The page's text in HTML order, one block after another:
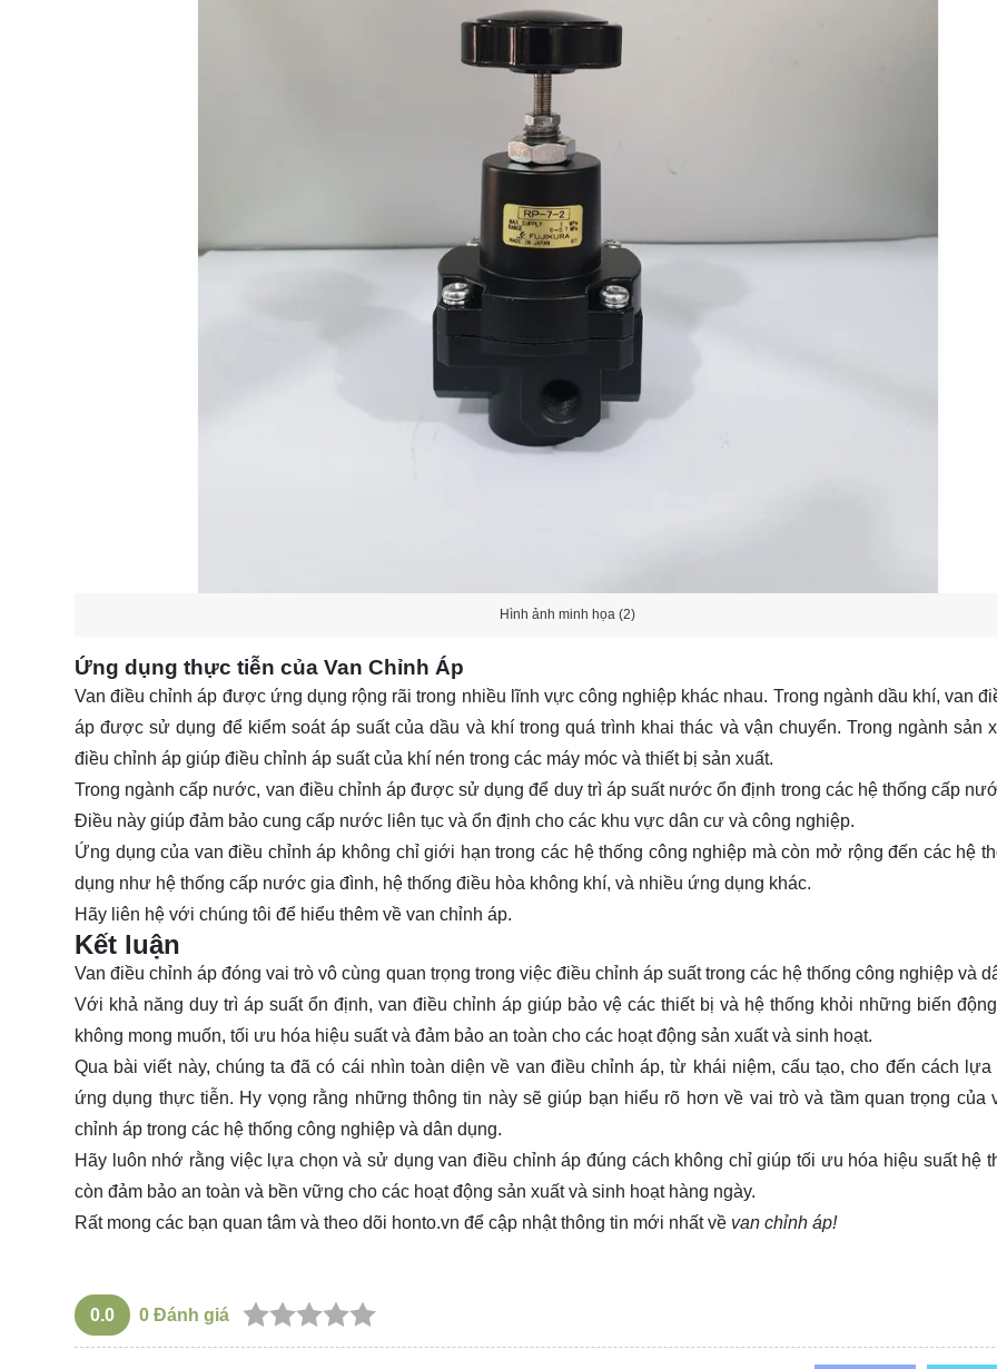
Hình ảnh minh họa (2)
Ứng dụng thực tiễn của Van Chỉnh Áp
Van điều chỉnh áp được ứng dụng rộng rãi trong nhiều lĩnh vực công nghiệp khác nhau. Trong ngành dầu khí, van
áp được sử dụng để kiểm soát áp suất của dầu và khí trong quá trình khai thác và vận chuyển. Trong ngành sản
điều chỉnh áp giúp điều chỉnh áp suất của khí nén trong các máy móc và thiết bị sản xuất.
Trong ngành cấp nước, van điều chỉnh áp được sử dụng để duy trì áp suất nước ổn định trong các hệ thống cấp
Điều này giúp đảm bảo cung cấp nước liên tục và ổn định cho các khu vực dân cư và công nghiệp.
Ứng dụng của van điều chỉnh áp không chỉ giới hạn trong các hệ thống công nghiệp mà còn mở rộng đến các hệ
dụng như hệ thống cấp nước gia đình, hệ thống điều hòa không khí, và nhiều ứng dụng khác.
Hãy liên hệ với chúng tôi để hiểu thêm về van chỉnh áp.
Kết luận
Van điều chỉnh áp đóng vai trò vô cùng quan trọng trong việc điều chỉnh áp suất trong các hệ thống công nghiệp và
Với khả năng duy trì áp suất ổn định, van điều chỉnh áp giúp bảo vệ các thiết bị và hệ thống khỏi những biến
không mong muốn, tối ưu hóa hiệu suất và đảm bảo an toàn cho các hoạt động sản xuất và sinh hoạt.
Qua bài viết này, chúng ta đã có cái nhìn toàn diện về van điều chỉnh áp, từ khái niệm, cấu tạo, cho đến cách lựa
ứng dụng thực tiễn. Hy vọng rằng những thông tin này sẽ giúp bạn hiểu rõ hơn về vai trò và tầm quan trọng của
chỉnh áp trong các hệ thống công nghiệp và dân dụng.
Hãy luôn nhớ rằng việc lựa chọn và sử dụng van điều chỉnh áp đúng cách không chỉ giúp tối ưu hóa hiệu suất hệ
còn đảm bảo an toàn và bền vững cho các hoạt động sản xuất và sinh hoạt hàng ngày.
Rất mong các bạn quan tâm và theo dõi honto.vn để cập nhật thông tin mới nhất về van chỉnh áp!
0.0 0 Đánh giá